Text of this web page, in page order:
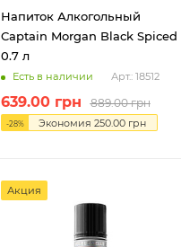
Напиток Алкогольный
Captain Morgan Black Spiced
0.7 л
Есть в наличии Арт.: 18512
639.00грн 889.00грн
-28% Экономия 250.00грн
Акция